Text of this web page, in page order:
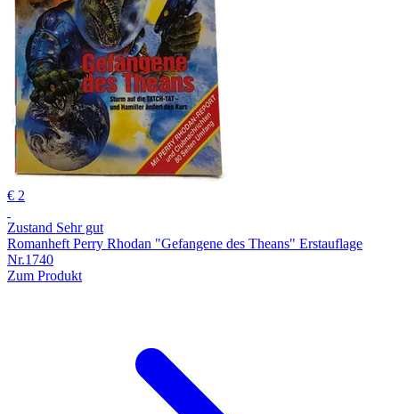
€ 2
Zustand Sehr gut
Romanheft Perry Rhodan "Gefangene des Theans" Erstauflage
Nr.1740
Zum Produkt